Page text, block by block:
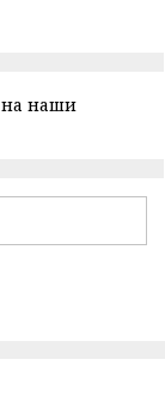
на наши